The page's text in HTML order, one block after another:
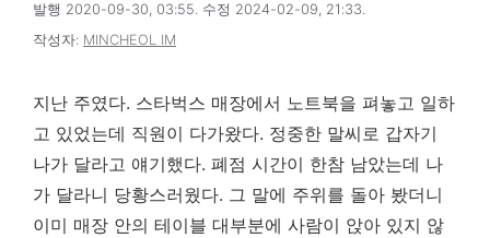
발행 2020-09-30, 03:55. 수정 2024-02-09, 21:33.
작성자: MINCHEOL IM
지난 주였다. 스타벅스 매장에서 노트북을 펴놓고 일하
고 있었는데 직원이 다가왔다. 정중한 말씨로 갑자기
나가 달라고 얘기했다. 폐점 시간이 한참 남았는데 나
가 달라니 당황스러웠다. 그 말에 주위를 돌아 봤더니
이미 매장 안의 테이블 대부분에 사람이 앉아 있지 않